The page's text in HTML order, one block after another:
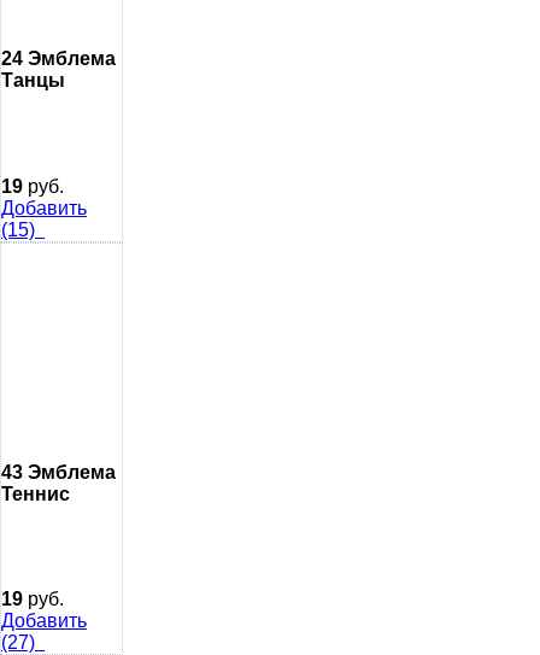
24 Эмблема
Танцы
19 руб.
Добавить
(15)
43 Эмблема
Теннис
19 руб.
Добавить
(27)